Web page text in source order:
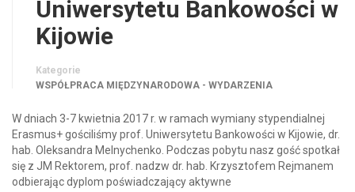
Uniwersytetu Bankowości w
Kijowie
Kategorie
WSPÓŁPRACA MIĘDZYNARODOWA - WYDARZENIA
W dniach 3-7 kwietnia 2017 r. w ramach wymiany stypendialnej
Erasmus+ gościliśmy prof. Uniwersytetu Bankowości w Kijowie, dr.
hab. Oleksandra Melnychenko. Podczas pobytu nasz gość spotkał
się z JM Rektorem, prof. nadzw dr. hab. Krzysztofem Rejmanem
odbierając dyplom poświadczający aktywne